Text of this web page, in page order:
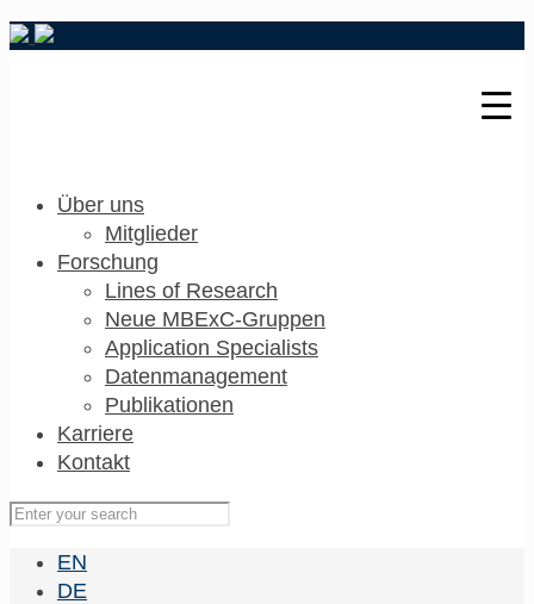
Über uns
Mitglieder
Forschung
Lines of Research
Neue MBExC-Gruppen
Application Specialists
Datenmanagement
Publikationen
Karriere
Kontakt
EN
DE